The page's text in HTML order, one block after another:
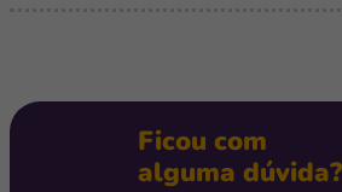
Ficou com
alguma dúvida?